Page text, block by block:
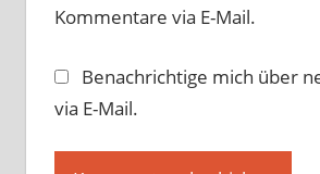
Kommentare via E-Mail.
Benachrichtige mich über
via E-Mail.